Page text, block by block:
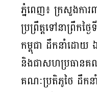
ភ្នំពេញ៖ ក្រសួងការ
ប្រព្រឹត្តទៅនាព្រឹកថ្
កម្ពុជា ដឹកនាំដោយ
និងជាសហប្រធានគណ
គណៈប្រតិភូថៃ ដឹកន